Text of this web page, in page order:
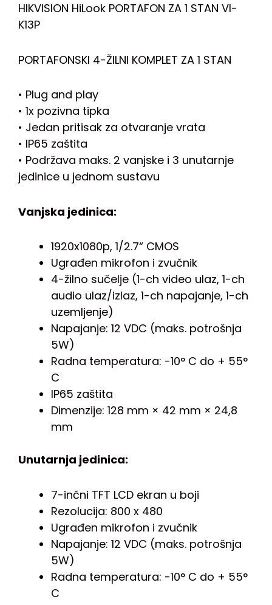
HIKVISION HiLook PORTAFON ZA 1 STAN VI-
K13P
PORTAFONSKI 4-ŽILNI KOMPLET ZA 1 STAN
• Plug and play
• 1x pozivna tipka
• Jedan pritisak za otvaranje vrata
• IP65 zaštita
• Podržava maks. 2 vanjske i 3 unutarnje
jedinice u jednom sustavu
Vanjska jedinica:
1920x1080p, 1/2.7“ CMOS
Ugrađen mikrofon i zvučnik
4-žilno sučelje (1-ch video ulaz, 1-ch
audio ulaz/izlaz, 1-ch napajanje, 1-ch
uzemljenje)
Napajanje: 12 VDC (maks. potrošnja
5W)
Radna temperatura: -10° C do + 55°
C
IP65 zaštita
Dimenzije: 128 mm × 42 mm × 24,8
mm
Unutarnja jedinica:
7-inčni TFT LCD ekran u boji
Rezolucija: 800 x 480
Ugrađen mikrofon i zvučnik
Napajanje: 12 VDC (maks. potrošnja
5W)
Radna temperatura: -10° C do + 55°
C